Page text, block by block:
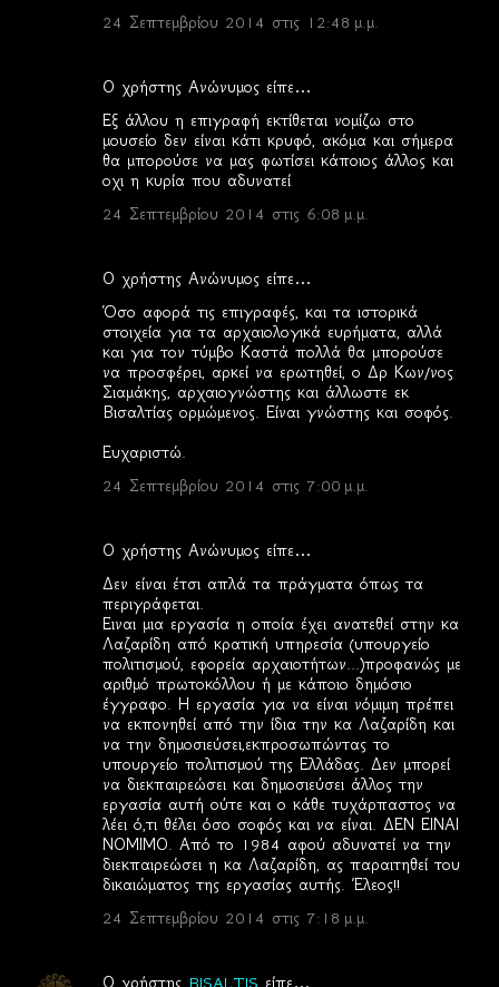
24 Σεπτεμβρίου 2014 στις 12:48 μ.μ.
Ο χρήστης Ανώνυμος είπε…
Εξ άλλου η επιγραφή εκτίθεται νομίζω στο
μουσείο δεν είναι κάτι κρυφό, ακόμα και σήμερα
θα μπορούσε να μας φωτίσει κάποιος άλλος και
οχι η κυρία που αδυνατεί
24 Σεπτεμβρίου 2014 στις 6:08 μ.μ.
Ο χρήστης Ανώνυμος είπε…
Όσο αφορά τις επιγραφές, και τα ιστορικά
στοιχεία για τα αρχαιολογικά ευρήματα, αλλά
και για τον τύμβο Καστά πολλά θα μπορούσε
να προσφέρει, αρκεί να ερωτηθεί, ο Δρ Κων/νος
Σιαμάκης, αρχαιογνώστης και άλλωστε εκ
Βισαλτίας ορμώμενος. Είναι γνώστης και σοφός.
Ευχαριστώ.
24 Σεπτεμβρίου 2014 στις 7:00 μ.μ.
Ο χρήστης Ανώνυμος είπε…
Δεν είναι έτσι απλά τα πράγματα όπως τα
περιγράφεται.
Ειναι μια εργασία η οποία έχει ανατεθεί στην κα
Λαζαρίδη από κρατική υπηρεσία (υπουργείο
πολιτισμού, εφορεία αρχαιοτήτων...)προφανώς με
αριθμό πρωτοκόλλου ή με κάποιο δημόσιο
έγγραφο. Η εργασία για να είναι νόμιμη πρέπει
να εκπονηθεί από την ίδια την κα Λαζαρίδη και
να την δημοσιεύσει,εκπροσωπώντας το
υπουργείο πολιτισμού της Ελλάδας. Δεν μπορεί
να διεκπαιρεώσει και δημοσιεύσει άλλος την
εργασία αυτή ούτε και ο κάθε τυχάρπαστος να
λέει ό,τι θέλει όσο σοφός και να είναι. ΔΕΝ ΕΙΝΑΙ
ΝΟΜΙΜΟ. Από το 1984 αφού αδυνατεί να την
διεκπαιρεώσει η κα Λαζαρίδη, ας παραιτηθεί του
δικαιώματος της εργασίας αυτής. Έλεος!!
24 Σεπτεμβρίου 2014 στις 7:18 μ.μ.
Ο χρήστης BISALTIS είπε…